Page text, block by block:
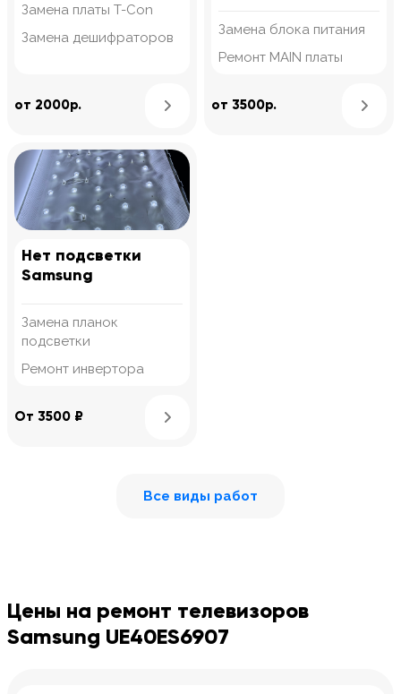
Замена платы T-Con
Замена дешифраторов
от 2000р. Узнать подробнее
Замена блока питания
Ремонт MAIN платы
от 3500р.
Нет подсветки
Samsung
Замена планок
подсветки
Ремонт инвертора
От 3500 ₽
Все виды работ
Цены на ремонт телевизоров
Samsung UE40ES6907